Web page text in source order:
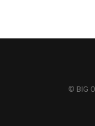
© BIG